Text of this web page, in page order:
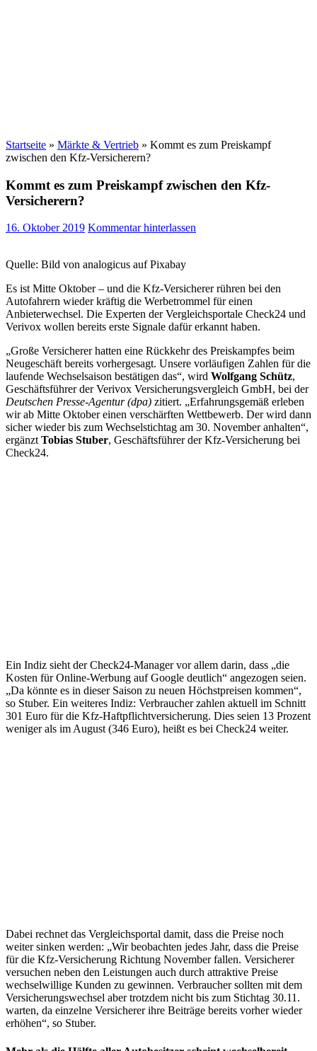
Startseite » Märkte & Vertrieb » Kommt es zum Preiskampf
zwischen den Kfz-Versicherern?
Kommt es zum Preiskampf zwischen den Kfz-
Versicherern?
16. Oktober 2019 Kommentar hinterlassen
Quelle: Bild von analogicus auf Pixabay
Es ist Mitte Oktober – und die Kfz-Versicherer rühren bei den
Autofahrern wieder kräftig die Werbetrommel für einen
Anbieterwechsel. Die Experten der Vergleichsportale Check24 und
Verivox wollen bereits erste Signale dafür erkannt haben.
„Große Versicherer hatten eine Rückkehr des Preiskampfes beim
Neugeschäft bereits vorhergesagt. Unsere vorläufigen Zahlen für die
laufende Wechselsaison bestätigen das“, wird Wolfgang Schütz,
Geschäftsführer der Verivox Versicherungsvergleich GmbH, bei der
Deutschen Presse-Agentur (dpa) zitiert. „Erfahrungsgemäß erleben
wir ab Mitte Oktober einen verschärften Wettbewerb. Der wird dann
sicher wieder bis zum Wechselstichtag am 30. November anhalten“,
ergänztTobias Stuber, Geschäftsführer der Kfz-Versicherung bei
Check24.
Ein Indiz sieht der Check24-Manager vor allem darin, dass „die
Kosten für Online-Werbung auf Google deutlich“ angezogen seien.
„Da könnte es in dieser Saison zu neuen Höchstpreisen kommen“,
so Stuber. Ein weiteres Indiz: Verbraucher zahlen aktuell im Schnitt
301 Euro für die Kfz-Haftpflichtversicherung. Dies seien 13 Prozent
weniger als im August (346 Euro), heißt es bei Check24 weiter.
Dabei rechnet das Vergleichsportal damit, dass die Preise noch
weiter sinken werden: „Wir beobachten jedes Jahr, dass die Preise
für die Kfz-Versicherung Richtung November fallen. Versicherer
versuchen neben den Leistungen auch durch attraktive Preise
wechselwillige Kunden zu gewinnen. Verbraucher sollten mit dem
Versicherungswechsel aber trotzdem nicht bis zum Stichtag 30.11.
warten, da einzelne Versicherer ihre Beiträge bereits vorher wieder
erhöhen“, so Stuber.